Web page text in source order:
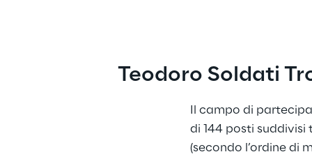
Teodoro Soldati
Il campo di
di 144 posti
(secondo l’ordine di